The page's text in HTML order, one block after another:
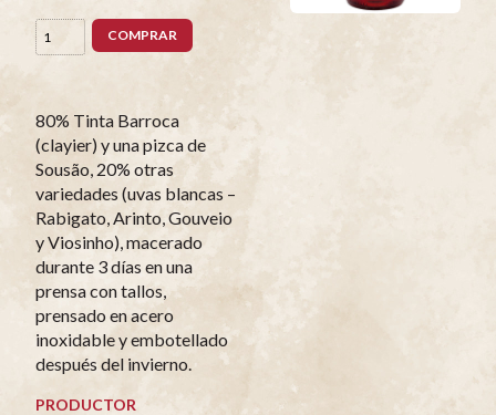
COMPRAR
80% Tinta Barroca
(clayier) y una pizca de
Sousão, 20% otras
variedades (uvas blancas –
Rabigato, Arinto, Gouveio
y Viosinho), macerado
durante 3 días en una
prensa con tallos,
prensado en acero
inoxidable y embotellado
después del invierno.
PRODUCTOR